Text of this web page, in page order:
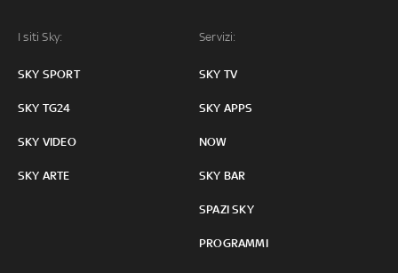
I siti Sky:
SKY SPORT
SKY TG24
SKY VIDEO
SKY ARTE
Servizi:
SKY TV
SKY APPS
NOW
SKY BAR
SPAZI SKY
PROGRAMMI